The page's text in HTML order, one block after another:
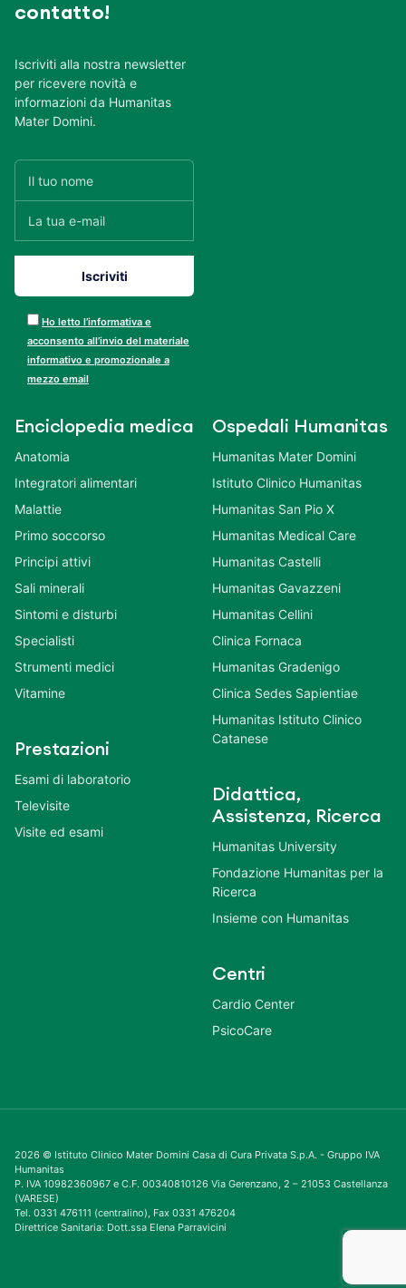
contatto!
Iscriviti alla nostra newsletter
per ricevere novità e
informazioni da Humanitas
Mater Domini.
Ho letto l’informativa e
acconsento all’invio del materiale
informativo e promozionale a
mezzo email
Enciclopedia medica
Anatomia
Integratori alimentari
Malattie
Primo soccorso
Principi attivi
Sali minerali
Sintomi e disturbi
Specialisti
Strumenti medici
Vitamine
Prestazioni
Esami di laboratorio
Televisite
Visite ed esami
Ospedali Humanitas
Humanitas Mater Domini
Istituto Clinico Humanitas
Humanitas San Pio X
Humanitas Medical Care
Humanitas Castelli
Humanitas Gavazzeni
Humanitas Cellini
Clinica Fornaca
Humanitas Gradenigo
Clinica Sedes Sapientiae
Humanitas Istituto Clinico
Catanese
Didattica,
Assistenza, Ricerca
Humanitas University
Fondazione Humanitas per la
Ricerca
Insieme con Humanitas
Centri
Cardio Center
PsicoCare
2026 © Istituto Clinico Mater Domini Casa di Cura Privata S.p.A. - Gruppo IVA
Humanitas
P. IVA 10982360967 e C.F. 00340810126 Via Gerenzano, 2 – 21053 Castellanza
(VARESE)
Tel. 0331 476111 (centralino), Fax 0331 476204
Direttrice Sanitaria: Dott.ssa Elena Parravicini